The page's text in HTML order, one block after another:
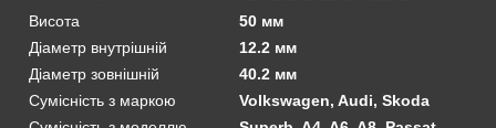
Висота
50 мм
Діаметр внутрішній
12.2 мм
Діаметр зовнішній
40.2 мм
Сумісність з маркою
Volkswagen, Audi, Skoda